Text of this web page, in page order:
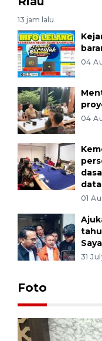
13 jam lalu
04
04
data
01
31
Foto